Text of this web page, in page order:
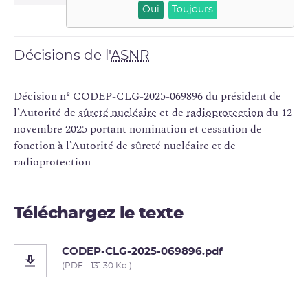
Oui Toujours
Décisions de l'ASNR
Décision nº CODEP-CLG-2025-069896 du président de
l’Autorité de sûreté nucléaire et de radioprotectiondu 12
novembre 2025 portant nomination et cessation de
fonction à l’Autorité de sûreté nucléaire et de
radioprotection
Téléchargez le texte
CODEP-CLG-2025-069896.pdf
(PDF - 131.30 Ko )